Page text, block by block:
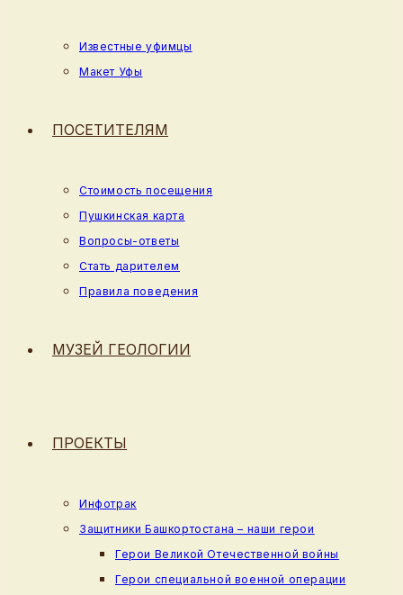
Известные уфимцы
Макет Уфы
ПОСЕТИТЕЛЯМ
Стоимость посещения
Пушкинская карта
Вопросы-ответы
Стать дарителем
Правила поведения
МУЗЕЙ ГЕОЛОГИИ
ПРОЕКТЫ
Инфотрак
Защитники Башкортостана – наши герои
Герои Великой Отечественной войны
Герои специальной военной операции